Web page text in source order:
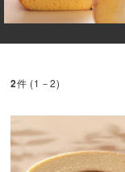
2件 (1－2)